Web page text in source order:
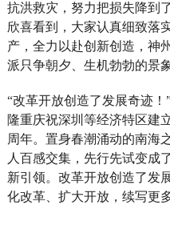
抗洪救灾，努力把损失降到
欣喜看到，大家认真细致落
产，全力以赴创新创造，神
派只争朝夕、生机勃勃的景象
“改革开放创造了发展奇迹
隆重庆祝深圳等经济特区建
周年。置身春潮涌动的南海
人百感交集，先行先试变成
新引领。改革开放创造了发
化改革、扩大开放，续写更